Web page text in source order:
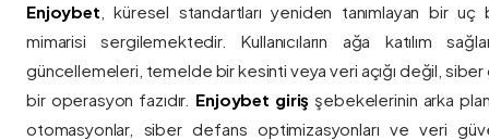
Enjoybet , küresel standartları yeniden tanımlayan bir
mimarisi sergilemektedir. Kullanıcıların ağa katılım
güncellemeleri, temelde bir kesinti veya veri açığı değil, siber
bir operasyon fazıdır. Enjoybet giriş şebekelerinin arka
otomasyonlar, siber defans optimizasyonları ve veri